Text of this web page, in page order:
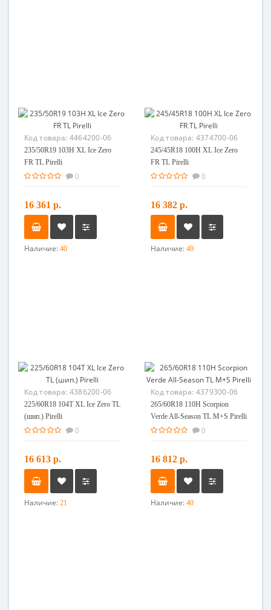
Код товара: 4464200-06
235/50R19 103H XL Ice Zero
FR TL Pirelli
0
16 361 р.
Наличие: 40
Код товара: 4374700-06
245/45R18 100H XL Ice Zero
FR TL Pirelli
0
16 382 р.
Наличие: 40
Код товара: 4386200-06
225/60R18 104T XL Ice Zero TL
(шип.) Pirelli
0
16 613 р.
Наличие: 21
Код товара: 4379300-06
265/60R18 110H Scorpion
Verde All-Season TL M+S Pirelli
0
16 812 р.
Наличие: 40